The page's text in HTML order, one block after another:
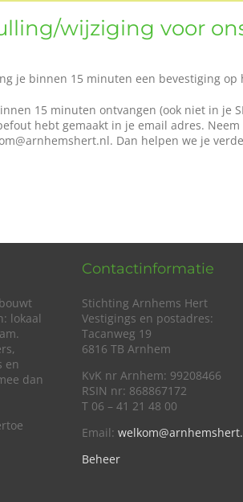
wijziging voor
je binnen 15 minuten een bevestiging
15 minuten ontvangen (ook niet in je
hebt gemaakt in je email adres.
Dan helpen we je
lokaal
en
dan
Contactinformatie
Stichting Arnhems Hert
Vestigings en postadres:
Tacanweg 19
6816 TB Arnhem
KvK nr Arnhem: 99208466
RSIN nr: 868867172
T 06 – 41 21 48 00
Email:
Beheer